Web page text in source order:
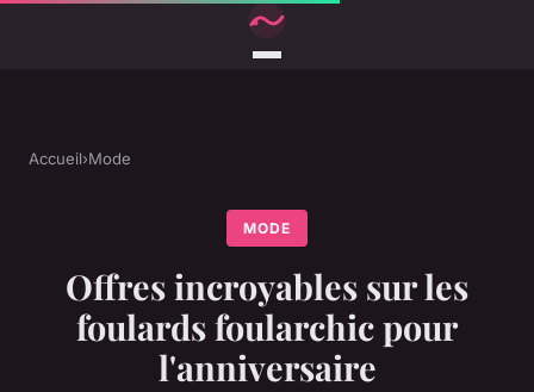
Accueil›Mode
MODE
Offres incroyables sur les
foulards foularchic pour
l'anniversaire